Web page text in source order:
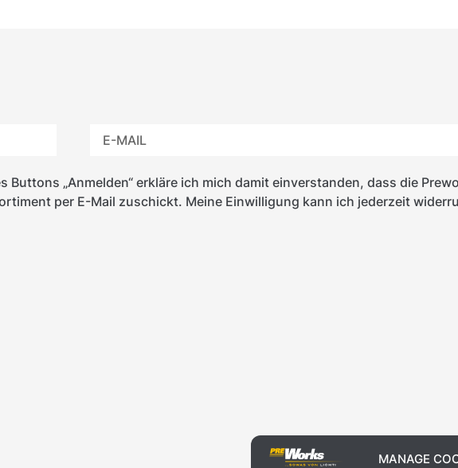
MANAGE
„Anmelden“ erkläre ich mich damit einverstanden, dass die
per E-Mail zuschickt. Meine Einwilligung kann ich jederzeit